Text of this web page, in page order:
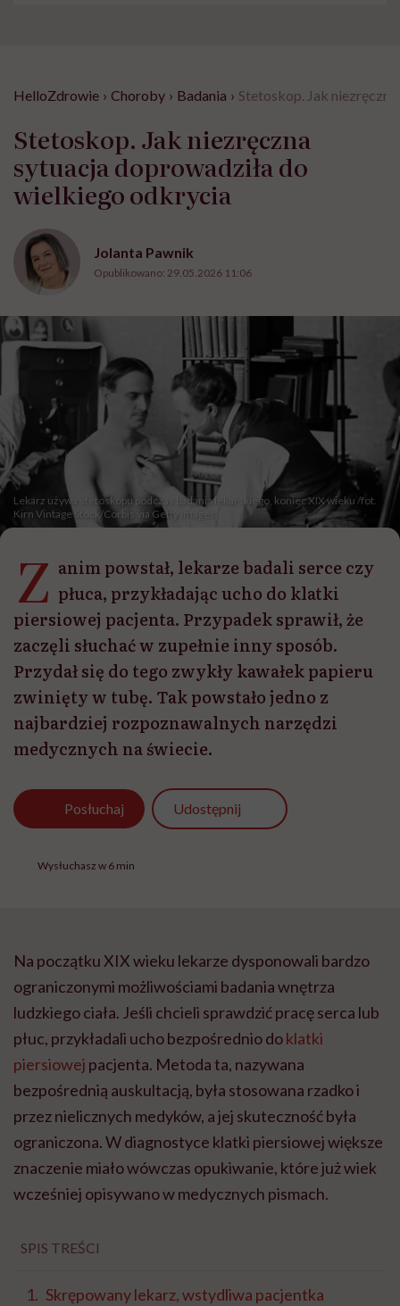
HelloZdrowie › Choroby › Badania › Stetoskop. Jak
Stetoskop. Jak niezręczna
sytuacja doprowadziła do
wielkiego odkrycia
Jolanta Pawnik
Opublikowano: 29.05.2026 11:06
Lekarz używa stetoskopu podczas badania lekarskiego, koniec XIX wieku /fot.
Kirn Vintage Stock/Corbis via Getty Images
Z anim powstał, lekarze badali serce czy
płuca, przykładając ucho do klatki
piersiowej pacjenta. Przypadek sprawił, że
zaczęli słuchać w zupełnie inny sposób.
Przydał się do tego zwykły kawałek papieru
zwinięty w tubę. Tak powstało jedno z
najbardziej rozpoznawalnych narzędzi
medycznych na świecie.
Posłuchaj Udostępnij
Wysłuchasz w 6 min
Na początku XIX wieku lekarze dysponowali bardzo
ograniczonymi możliwościami badania wnętrza
ludzkiego ciała. Jeśli chcieli sprawdzić pracę serca lub
płuc, przykładali ucho bezpośrednio doklatki
piersiowej pacjenta. Metoda ta, nazywana
bezpośrednią auskultacją, była stosowana rzadko i
przez nielicznych medyków, a jej skuteczność była
ograniczona. W diagnostyce klatki piersiowej większe
znaczenie miało wówczas opukiwanie, które już wiek
wcześniej opisywano w medycznych pismach.
SPIS TREŚCI
Skrępowany lekarz, wstydliwa pacjentka